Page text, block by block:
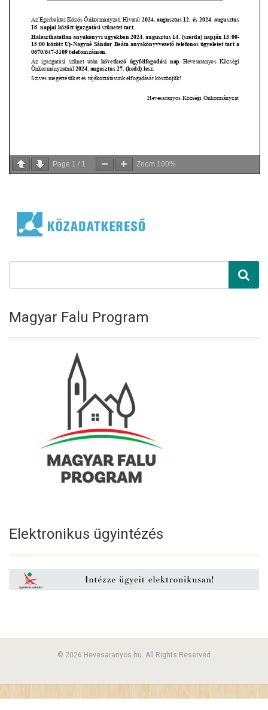
Page 1 / 1 Zoom 100%
Magyar Falu Program
Elektronikus ügyintézés
© 2026 Hevesaranyos.hu. All Rights Reserved